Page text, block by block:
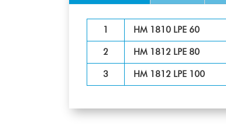
1 HM 1810 LPE 60
2 HM 1812 LPE 80
3 HM 1812 LPE 100